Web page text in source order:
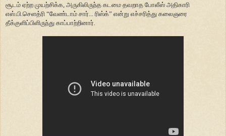
சூடம் ஏற்ற முயற்சிக்க, அருகிலிருந்த கடமை தவறாத போலீஸ் அதிகாரி
எஸ்.பி.செளத்ரி “வேண்டாம் சார்... ரிஸ்க்” என்று எச்சரித்து கலைஞரை
தீக்குளிப்பிளிருந்து காப்பாற்றினார்.